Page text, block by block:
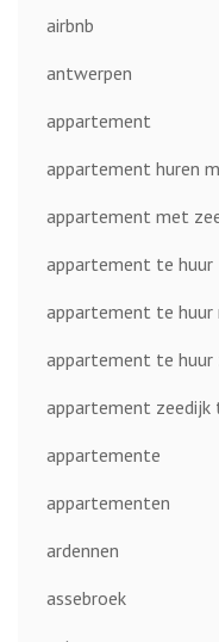
airbnb
antwerpen
appartement
appartement huren
appartement met
appartement te huur
appartement te
appartement te huur
appartement zeedijk
appartemente
appartementen
ardennen
assebroek